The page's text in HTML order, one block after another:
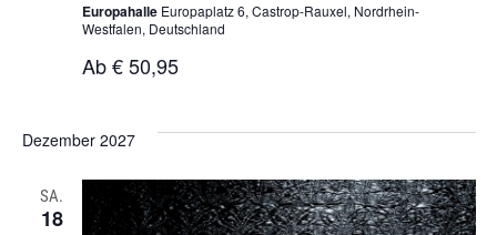
Europahalle Europaplatz 6, Castrop-Rauxel, Nordrhein-
Westfalen, Deutschland
Ab € 50,95
Dezember 2027
SA.
18